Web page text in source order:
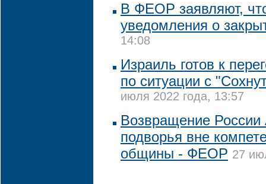
В ФЕОР заявляют,
уведомления о
14:08
Израиль готов к
по ситуации с
июля 2022 года, 13:57
Возвращение России
подворья вне
общины - ФЕОР 27